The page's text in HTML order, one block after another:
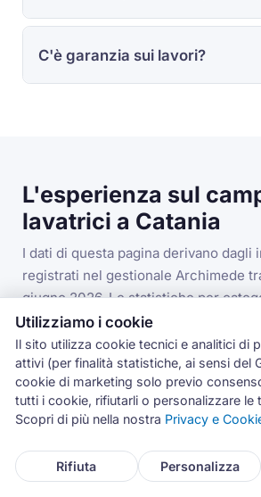
C'è garanzia sui lavori?
L'esperienza sul
lavatrici a Catania
I dati di questa pagina derivano dagli
registrati nel gestionale Archimede
giugno 2026. Le statistiche per
codice errore si riferiscono alla
provincia di Catania.
3.993
Utilizziamo i cookie
Il sito utilizza cookie tecnici e analitici di
attivi (per finalità statistiche, ai sensi del
cookie di marketing solo previo
tutti i cookie, rifiutarli o personalizzare le
Scopri di più nella nostra Privacy e
Rifiuta Personalizza